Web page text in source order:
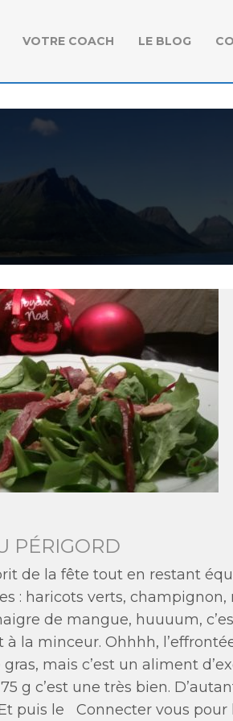
VOTRE COACH LE BLOG
PÉRIGORD
de la fête tout en restant
: haricots verts,
de mangue, huuuum,
minceur. Ohhhh,
mais c’est un aliment
g c’est une très bien.
puis le
Connecter vous pour